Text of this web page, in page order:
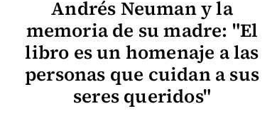
Andrés Neuman y la
memoria de su madre: "El
libro es un homenaje a las
personas que cuidan a sus
seres queridos"